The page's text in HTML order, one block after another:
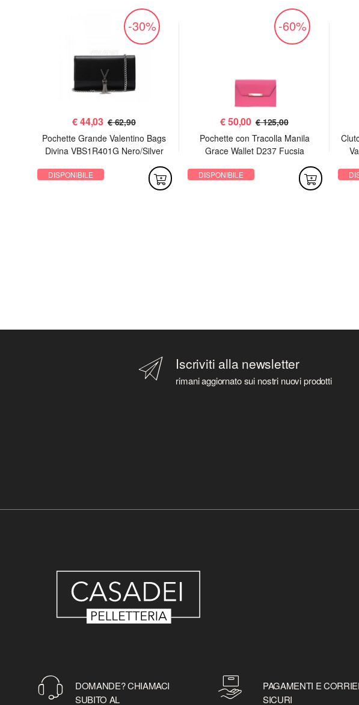
-30%
€44,03 € 62,90
Pochette Grande Valentino Bags
Divina VBS1R401G Nero/Silver
DISPONIBILE
-60%
€50,00 € 125,00
Pochette con Tracolla Manila
Grace Wallet D237 Fucsia
DISPONIBILE
Iscriviti alla newsletter
rimani aggiornato sui nostri nuovi prodotti
DOMANDE? CHIAMACI
SUBITO AL
PAGAMENTI E
SICURI